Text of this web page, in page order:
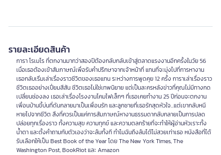
รายละเอียดสินค้า
การา โรเมโร ที่ตกงานมากว่าสองปีต้องกลับกลับเข้าสู่ตลาดแรงงานอีกครั้งในวัย 56
เมื่อเธอต้องเข้าสัมภาษณ์เพื่อรับคำปรึกษาจากเจ้าหน้าที่ แทนที่จะมุ่งไปที่การหางาน
เธอกลับเริ่มเล่าเรื่องราวชีวิตของเธอแทน ระหว่างการพูดคุย 12 ครั้ง การาเล่าเรื่องราว
ชีวิตเธออย่างเปี่ยมสีสัน ชีวิตเธอไม่ใช่เทพนิยาย แต่เป็นละครหลังข่าวที่คุณไม่มีทางกด
เปลี่ยนช่องลง เธอเล่าเรื่องโรงงานโคมไฟเล็กๆ ที่เธอเคยทำงาน 25 ปีก่อนจะตกงาน
เพื่อนบ้านขี้บ่นที่ดันกลายมาเป็นเพื่อนรัก และลูกชายที่เธอรักสุดหัวใจ...แต่เขากลับหนี
หายไปจากชีวิต สิ่งที่ควรเป็นแค่การสัมภาษณ์หางานธรรมดากลับกลายเป็นการปลด
ปล่อยทุกเรื่องราว ทั้งความสุข ความทุกข์ และความตลกร้ายที่จะทำให้ผู้อ่านหัวเราะทั้ง
น้ำตา และตั้งคำถามกับตัวเองว่าจะล้มทั้งที ทำไมฉันถึงล้มได้ไม่สวยเท่าเธอ หนังสือที่ได้
รับเลือกให้เป็น Best Book of the Year โดย The New York Times, The
Washington Post, BookRiot และ Amazon